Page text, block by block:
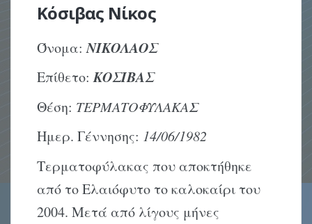
Κόσιβας Νίκος
Όνομα: ΝΙΚΟΛΑΟΣ
Επίθετο:ΚΟΣΙΒΑΣ
Θέση: ΤΕΡΜΑΤΟΦΥΛΑΚΑΣ
Ημερ. Γέννησης: 14/06/1982
Τερματοφύλακας που αποκτήθηκε
από το Ελαιόφυτο το καλοκαίρι του
2004. Μετά από λίγους μήνες